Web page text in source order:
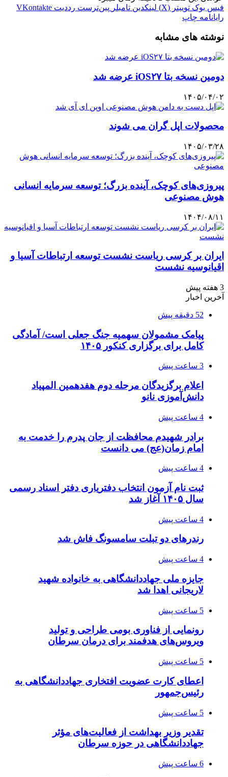
فیس بوک توییتر (X) لینکدین ‫تامبلر ‫پین‌ترست ‫رددیت ‫VKontakte
رایانامه چاپ
نوشته های مشابه
دومین نسخه بتا iOS۲۷ عرضه شد
۱۴۰۵/۰۴/۰۲
محصولات اپل گران می شوند
۱۴۰۵/۰۳/۲۸
پیروزی‌های کوچک، آینده‌ بزرگ؛ توسعه سرمایه انسانی
هوش مصنوعی
۱۴۰۴/۰۸/۱۱
ایران بر کرسی ریاست نشست توسعه ارتباطات آسیا و
اقیانوسیه نشست
3 هفته پیش
آخرین اخبار
52 دقیقه پیش
پیامک مشمولان سهمیه جنگ جعلی است/ آمادگی
کامل برای برگزاری کنکور ۱۴۰۵
3 ساعت پیش
اعلام برگزیدگان مرحله دوم هفدهمین المپیاد
دانش‌آموزی نانو
4 ساعت پیش
برادر شهیدم محافظت از جان پدرم را خدمت به
امام زمان(عج) می دانست
4 ساعت پیش
ثبت نام آزمون انتخاب دفتریاری دفتر اسناد رسمی
سال ۱۴۰۵ آغاز شد
4 ساعت پیش
رندرهای دو تبلت سامسونگ فاش شد
4 ساعت پیش
جایزه ملی جهاددانشگاهی به خانواده شهید
لاریجانی اهدا شد
5 ساعت پیش
رونمایی از فناوری بومی طراحی و تولید
ویروس‌های هدفمند برای درمان سرطان
5 ساعت پیش
اعطای کارت عضویت افتخاری جهاددانشگاهی به
رئیس‌جمهور
5 ساعت پیش
تقدیر وزیر بهداشت از فعالیت‌های مؤثر
جهاددانشگاهی در حوزه سرطان
6 ساعت پیش